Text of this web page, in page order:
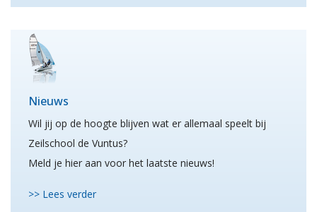
Nieuws
Wil jij op de hoogte blijven wat er allemaal speelt bij
Zeilschool de Vuntus?
Meld je hier aan voor het laatste nieuws!
>> Lees verder